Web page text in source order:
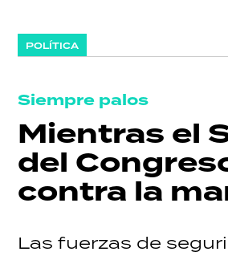
POLÍTICA
Siempre palos
Mientras el
del
contra la
Las fuerzas de